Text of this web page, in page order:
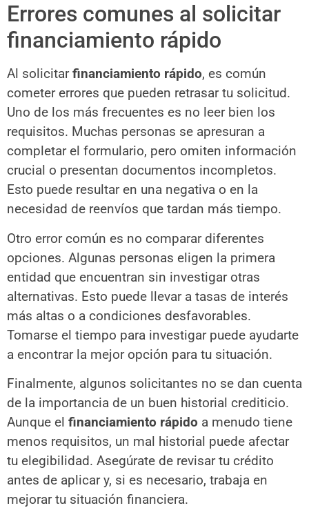
Errores comunes al solicitar
financiamiento rápido
Al solicitarfinanciamiento rápido, es común
cometer errores que pueden retrasar tu solicitud.
Uno de los más frecuentes es no leer bien los
requisitos. Muchas personas se apresuran a
completar el formulario, pero omiten información
crucial o presentan documentos incompletos.
Esto puede resultar en una negativa o en la
necesidad de reenvíos que tardan más tiempo.
Otro error común es no comparar diferentes
opciones. Algunas personas eligen la primera
entidad que encuentran sin investigar otras
alternativas. Esto puede llevar a tasas de interés
más altas o a condiciones desfavorables.
Tomarse el tiempo para investigar puede ayudarte
a encontrar la mejor opción para tu situación.
Finalmente, algunos solicitantes no se dan cuenta
de la importancia de un buen historial crediticio.
Aunque el financiamiento rápido a menudo tiene
menos requisitos, un mal historial puede afectar
tu elegibilidad. Asegúrate de revisar tu crédito
antes de aplicar y, si es necesario, trabaja en
mejorar tu situación financiera.